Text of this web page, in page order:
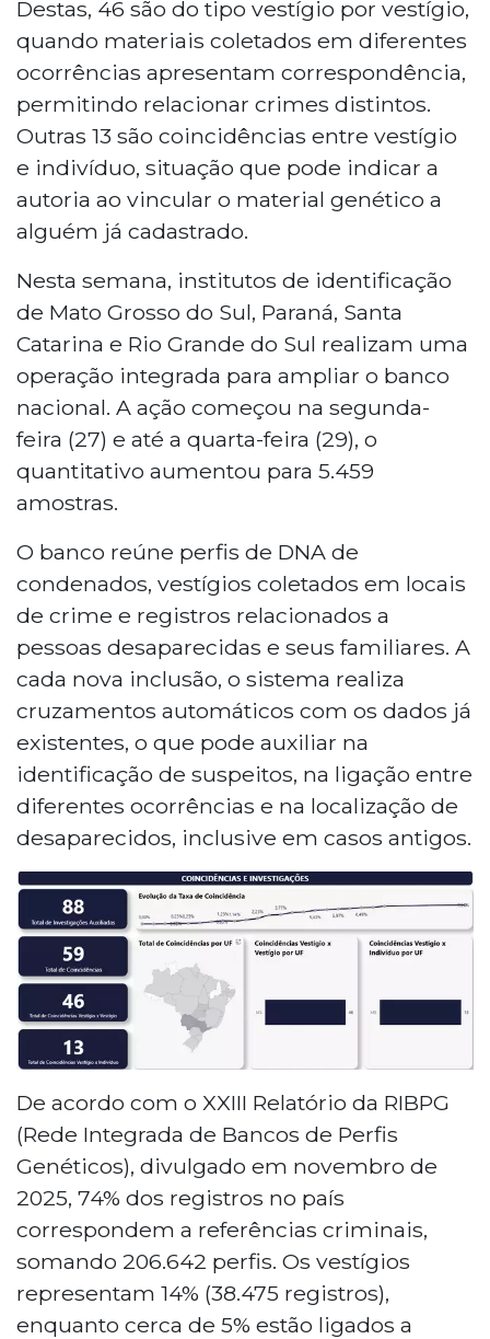
Destas, 46 são do tipo vestígio por vestígio,
quando materiais coletados em diferentes
ocorrências apresentam correspondência,
permitindo relacionar crimes distintos.
Outras 13 são coincidências entre vestígio
e indivíduo, situação que pode indicar a
autoria ao vincular o material genético a
alguém já cadastrado.
Nesta semana, institutos de identificação
de Mato Grosso do Sul, Paraná, Santa
Catarina e Rio Grande do Sul realizam uma
operação integrada para ampliar o banco
nacional. A ação começou na segunda-
feira (27) e até a quarta-feira (29), o
quantitativo aumentou para 5.459
amostras.
O banco reúne perfis de DNA de
condenados, vestígios coletados em locais
de crime e registros relacionados a
pessoas desaparecidas e seus familiares. A
cada nova inclusão, o sistema realiza
cruzamentos automáticos com os dados já
existentes, o que pode auxiliar na
identificação de suspeitos, na ligação entre
diferentes ocorrências e na localização de
desaparecidos, inclusive em casos antigos.
De acordo com o XXIII Relatório da RIBPG
(Rede Integrada de Bancos de Perfis
Genéticos), divulgado em novembro de
2025, 74% dos registros no país
correspondem a referências criminais,
somando 206.642 perfis. Os vestígios
representam 14% (38.475 registros),
enquanto cerca de 5% estão ligados a